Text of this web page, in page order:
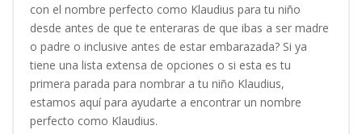
con el nombre perfecto como Klaudius para tu niño
desde antes de que te enteraras de que ibas a ser madre
o padre o inclusive antes de estar embarazada? Si ya
tiene una lista extensa de opciones o si esta es tu
primera parada para nombrar a tu niño Klaudius,
estamos aquí para ayudarte a encontrar un nombre
perfecto como Klaudius.